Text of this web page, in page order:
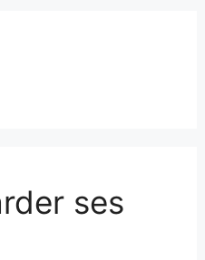
ses